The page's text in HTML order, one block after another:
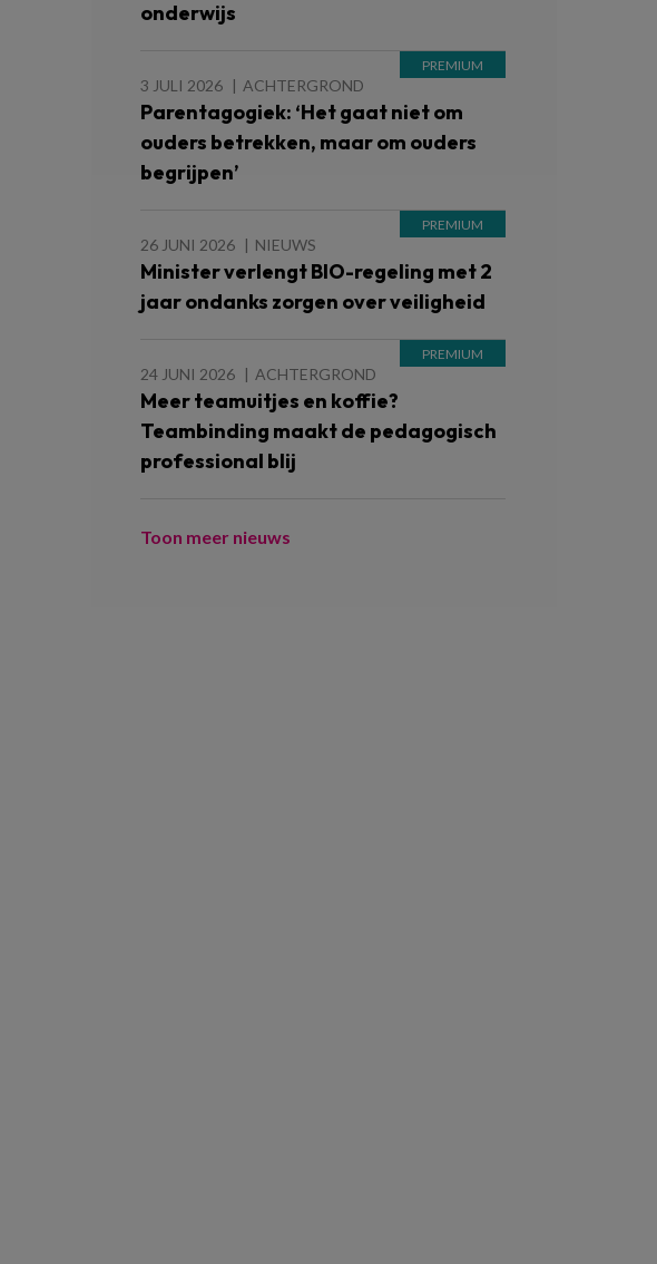
onderwijs
3 JULI 2026 ACHTERGROND
Parentagogiek: ‘Het gaat niet om
ouders betrekken, maar om ouders
begrijpen’
26 JUNI 2026 NIEUWS
Minister verlengt BIO-regeling met 2
jaar ondanks zorgen over veiligheid
24 JUNI 2026 ACHTERGROND
Meer teamuitjes en koffie?
Teambinding maakt de pedagogisch
professional blij
Toon meer nieuws